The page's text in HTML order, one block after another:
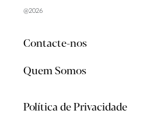
@2026
Contacte-nos
Quem Somos
Política de Privacidade